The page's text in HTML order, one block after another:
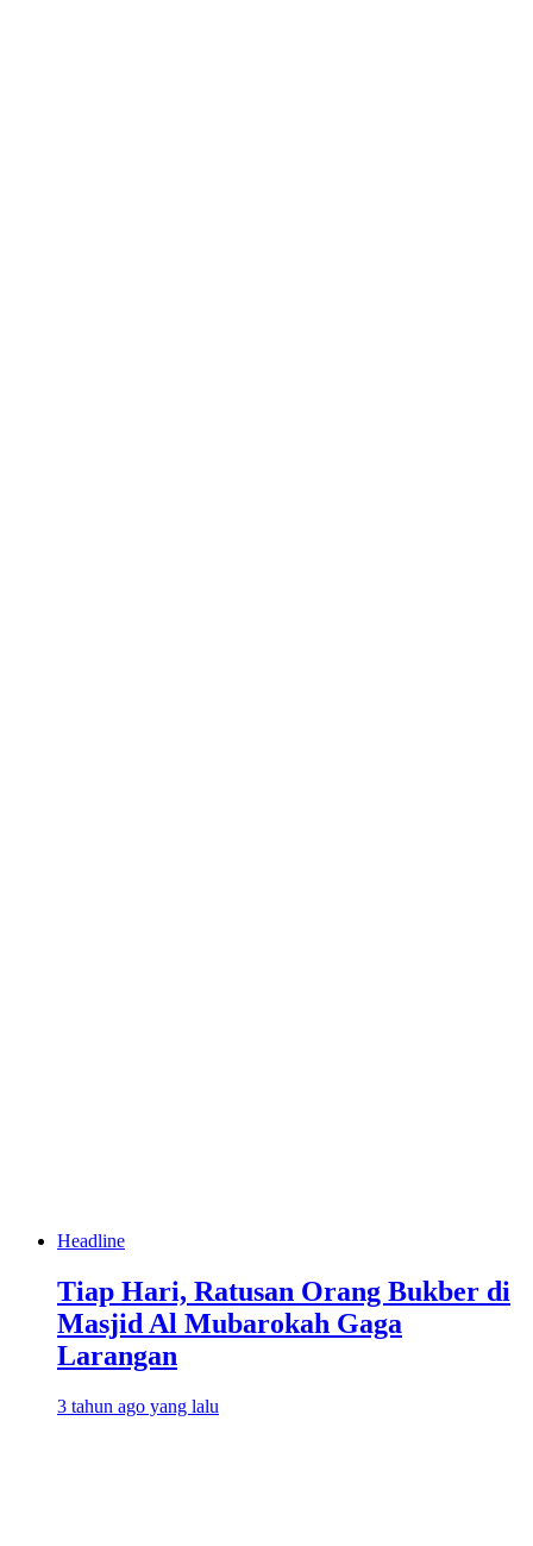
Headline
Tiap Hari, Ratusan Orang Bukber di
Masjid Al Mubarokah Gaga
Larangan
3 tahun ago yang lalu